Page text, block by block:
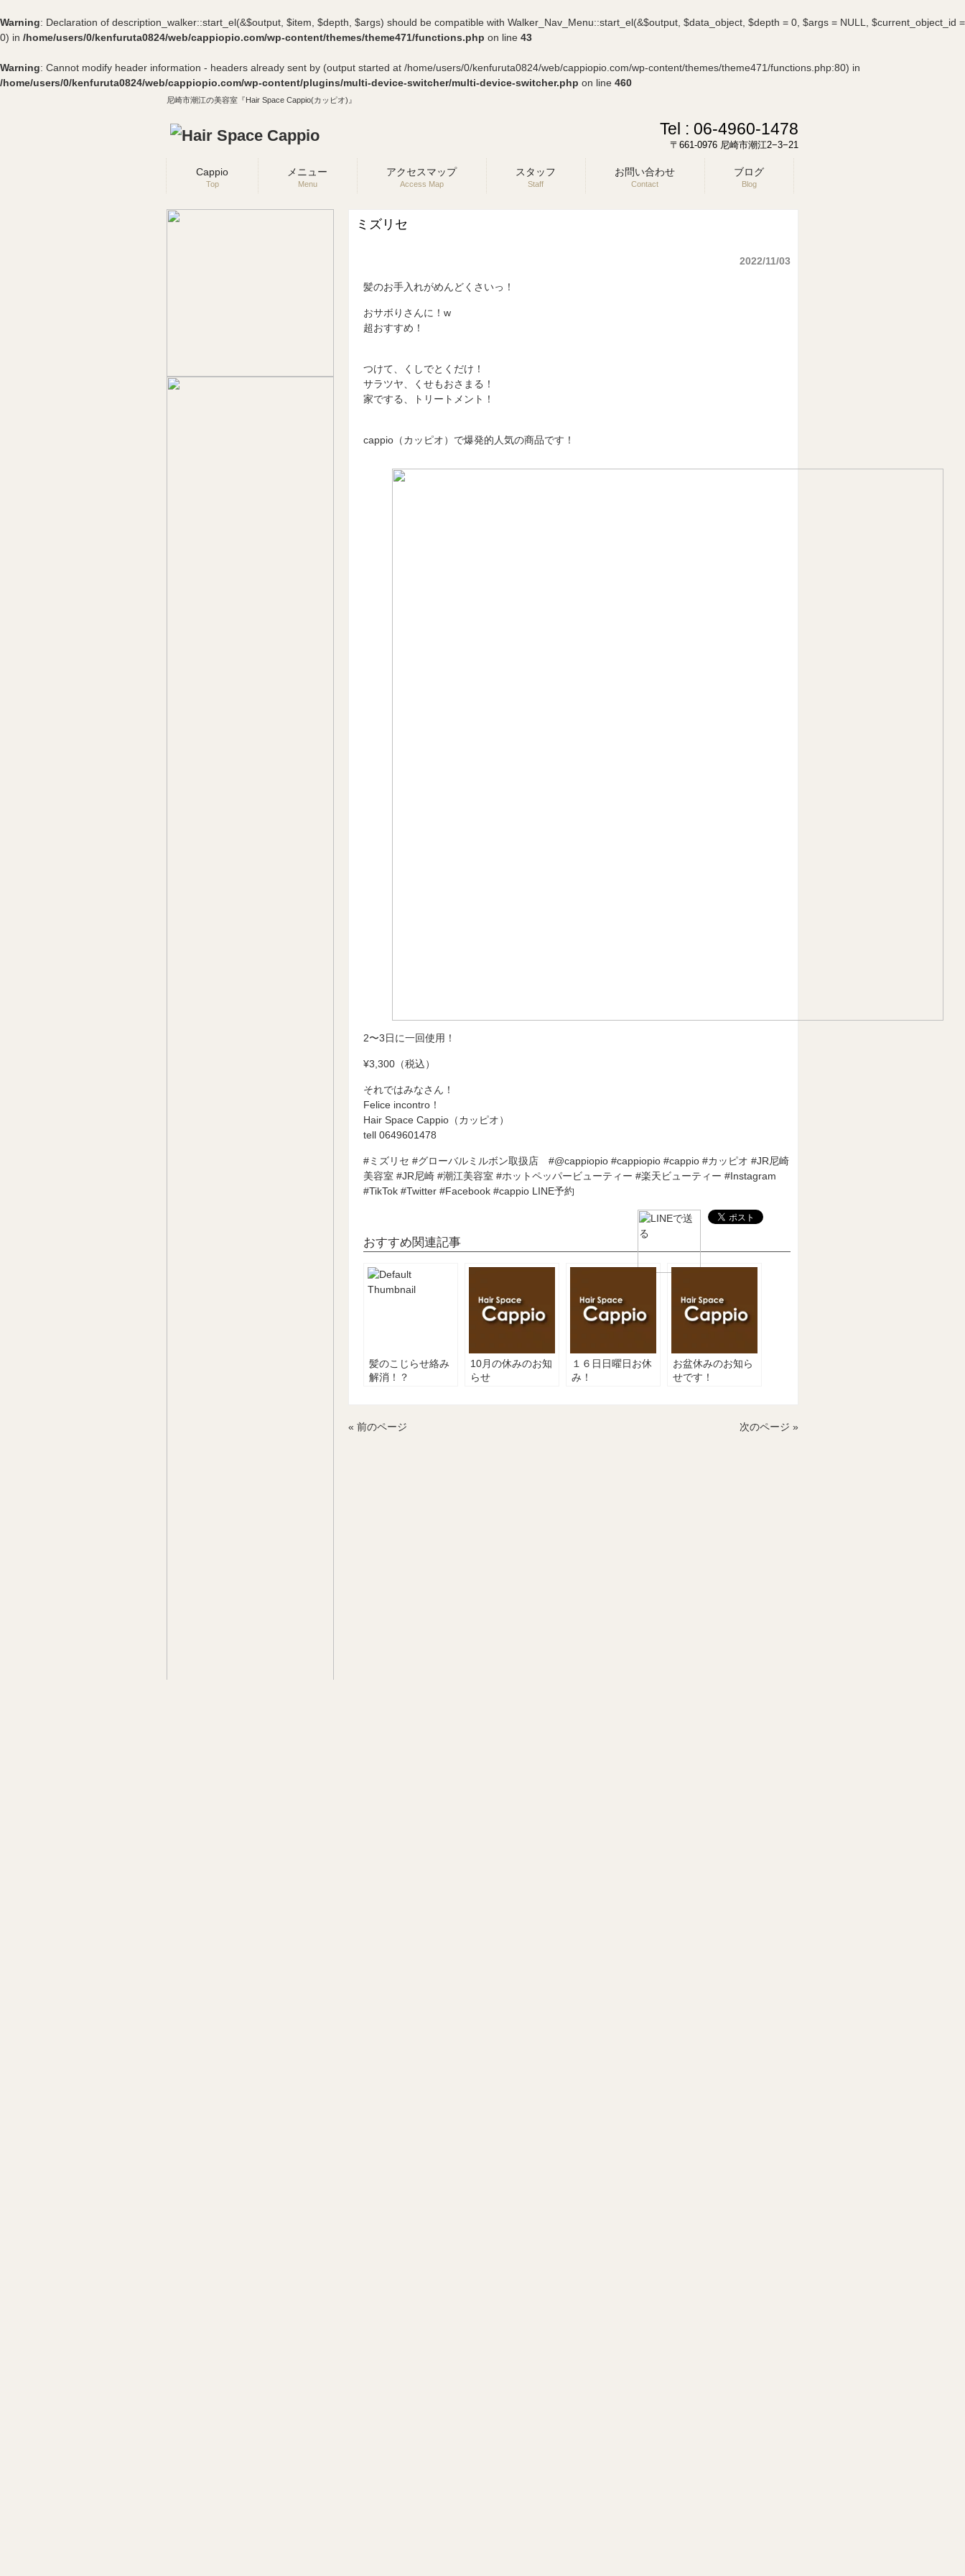
Warning: Declaration of description_walker::start_el(&$output, $item, $depth, $args) should be compatible with Walker_Nav_Menu::start_el(&$output, $data_object, $depth = 0, $args = NULL, $current_object_id =
0) in /home/users/0/kenfuruta0824/web/cappiopio.com/wp-content/themes/theme471/functions.php on line 43
Warning: Cannot modify header information - headers already sent by (output started at /home/users/0/kenfuruta0824/web/cappiopio.com/wp-content/themes/theme471/functions.php:80) in
/home/users/0/kenfuruta0824/web/cappiopio.com/wp-content/plugins/multi-device-switcher/multi-device-switcher.php on line 460
尼崎市潮江の美容室『Hair Space Cappio(カッピオ)』
Tel : 06-4960-1478
〒661-0976 尼崎市潮江2−3−21
Cappio
Top
メニュー
Menu
アクセスマップ
Access Map
スタッフ
Staff
お問い合わせ
Contact
ブログ
Blog
ミズリセ
2022/11/03
髪のお手入れがめんどくさいっ！
おサボりさんに！w
超おすすめ！
つけて、くしでとくだけ！
サラツヤ、くせもおさまる！
家でする、トリートメント！
cappio（カッピオ）で爆発的人気の商品です！
2〜3日に一回使用！
¥3,300（税込）
それではみなさん！
Felice incontro！
Hair Space Cappio（カッピオ）
tell 0649601478
#ミズリセ #グローバルミルボン取扱店 #@cappiopio #cappiopio #cappio #カッピオ #JR尼崎
美容室 #JR尼崎 #潮江美容室 #ホットペッパービューティー #楽天ビューティー #Instagram
#TikTok #Twitter #Facebook #cappio LINE予約
おすすめ関連記事
髪のこじらせ絡み
解消！？
10月の休みのお知
らせ
１６日日曜日お休
み！
お盆休みのお知ら
せです！
« 前のページ 次のページ »